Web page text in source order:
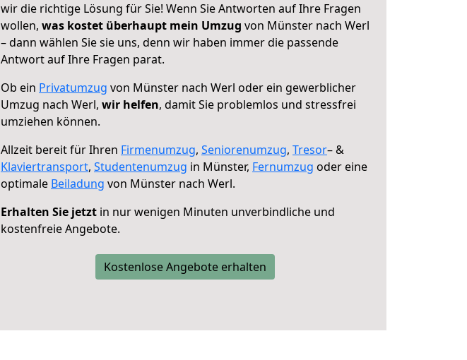
wir die richtige Lösung für Sie! Wenn Sie Antworten auf Ihre Fragen
wollen, was kostet überhaupt mein Umzug von Münster nach Werl
– dann wählen Sie sie uns, denn wir haben immer die passende
Antwort auf Ihre Fragen parat.
Ob ein Privatumzug von Münster nach Werl oder ein gewerblicher
Umzug nach Werl, wir helfen, damit Sie problemlos und stressfrei
umziehen können.
Allzeit bereit für Ihren Firmenumzug, Seniorenumzug, Tresor– &
Klaviertransport, Studentenumzug in Münster, Fernumzug oder eine
optimale Beiladung von Münster nach Werl.
Erhalten Sie jetzt in nur wenigen Minuten unverbindliche und
kostenfreie Angebote.
Kostenlose Angebote erhalten